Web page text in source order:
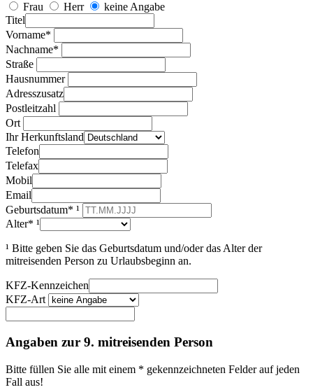
Frau
Herr
keine Angabe
Titel
Vorname*
Nachname*
Straße
Hausnummer
Adresszusatz
Postleitzahl
Ort
Ihr Herkunftsland
Telefon
Telefax
Mobil
Email
Geburtsdatum* ¹
Alter* ¹
¹ Bitte geben Sie das Geburtsdatum und/oder das Alter der
mitreisenden Person zu Urlaubsbeginn an.
KFZ-Kennzeichen
KFZ-Art
Angaben zur 9. mitreisenden Person
Bitte füllen Sie alle mit einem * gekennzeichneten Felder auf jeden
Fall aus!